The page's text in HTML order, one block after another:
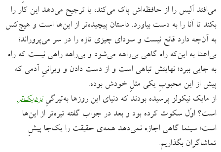
می‌افتد آلیس را از حافظه‌اش پاک می‌کند،‌ یا ترجیح می‌دهد این کار را
بکند تا آنا را به دست بیاورد. داستان پیچیده‌تر از این‌ها است و هیچ‌کس
به آن‌چه دارد قانع نیست و سودای چیزی تازه را در سر می‌پروراند؛
بی‌اعتنا به این‌که راه گاهی بی‌راهه می‌شود و بی‌راهه راهی نیست که راه
به جایی ببرد؛ نهایتش تباهی است و از دست دادن و ویرانیِ آدمی که
پیش از این محبوبِ یکی مثلِ خودش بوده.
از مایک نیکولز پرسیده بودند که دنیای این روزها به‌تیرگیِنزدیک‌تر
است؟ اوّل سکوت کرده بود و بعد در جواب گفته تیره‌تر از این‌ها
است؛ سینما گاهی اجازه نمی‌دهد همه‌ی حقیقت را یک‌جا پیشِ
تماشاگران بگذاریم.